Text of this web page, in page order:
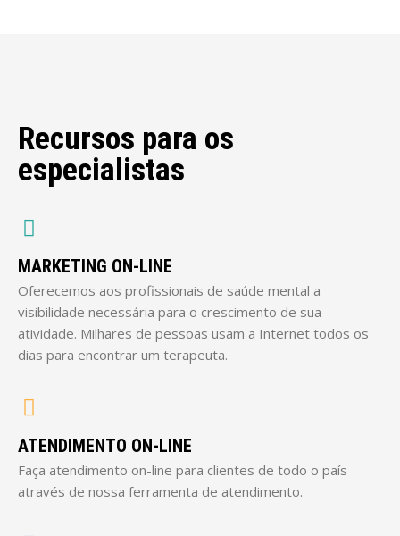
Recursos para os
especialistas
MARKETING ON-LINE
Oferecemos aos profissionais de saúde mental a
visibilidade necessária para o crescimento de sua
atividade. Milhares de pessoas usam a Internet todos os
dias para encontrar um terapeuta.
ATENDIMENTO ON-LINE
Faça atendimento on-line para clientes de todo o país
através de nossa ferramenta de atendimento.